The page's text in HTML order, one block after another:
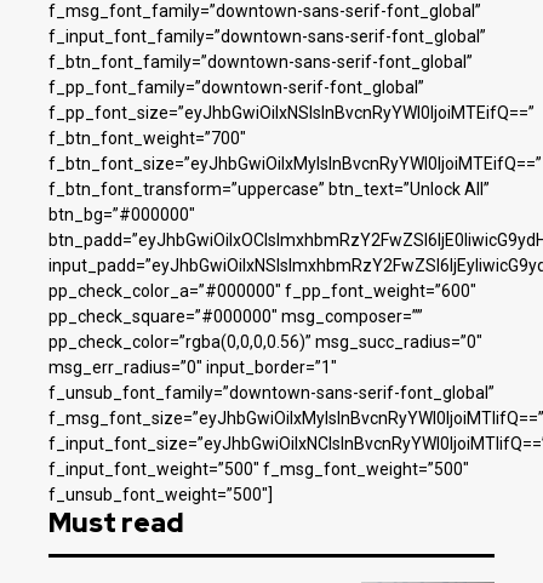
f_msg_font_family=”downtown-sans-serif-font_global”
f_input_font_family=”downtown-sans-serif-font_global”
f_btn_font_family=”downtown-sans-serif-font_global”
f_pp_font_family=”downtown-serif-font_global”
f_pp_font_size=”eyJhbGwiOiIxNSIsInBvcnRyYWl0IjoiMTEifQ==”
f_btn_font_weight=”700″
f_btn_font_size=”eyJhbGwiOiIxMyIsInBvcnRyYWl0IjoiMTEifQ==”
f_btn_font_transform=”uppercase” btn_text=”Unlock All”
btn_bg=”#000000″
pp_check_color_a=”#000000″ f_pp_font_weight=”600″
pp_check_square=”#000000″ msg_composer=””
pp_check_color=”rgba(0,0,0,0.56)” msg_succ_radius=”0″
msg_err_radius=”0″ input_border=”1″
f_unsub_font_family=”downtown-sans-serif-font_global”
f_msg_font_size=”eyJhbGwiOiIxMyIsInBvcnRyYWl0IjoiMTIifQ==”
f_input_font_weight=”500″ f_msg_font_weight=”500″
f_unsub_font_weight=”500″]
Must read